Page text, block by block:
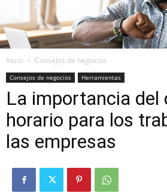
Inicio Consejos de negocios
Consejos de negocios Herramientas
La importancia del
horario para los
las empresas